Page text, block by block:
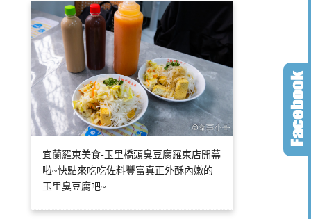
宜蘭羅東美食-玉里橋頭臭豆腐羅東店開幕
啦~快點來吃吃佐料豐富真正外酥內嫩的
玉里臭豆腐吧~